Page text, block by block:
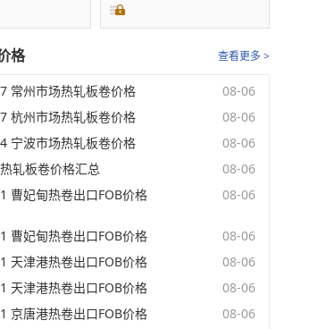
格 查看更多 >
常州市场热轧板卷价格
08-06
杭州市场热轧板卷价格
08-06
宁波市场热轧板卷价格
08-06
轧板卷价格汇总
08-06
曹妃甸热卷出口FOB价格
08-06
曹妃甸热卷出口FOB价格
08-06
天津港热卷出口FOB价格
08-06
天津港热卷出口FOB价格
08-06
京唐港热卷出口FOB价格
08-06